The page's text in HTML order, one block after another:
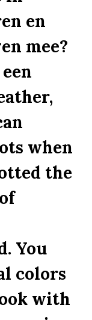
en
mee?
when
the
You
colors
with